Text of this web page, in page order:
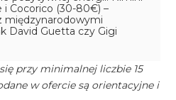
i Cocorico (30-80€) –
międzynarodowymi
David Guetta czy Gigi
przy minimalnej liczbie 15
w ofercie są orientacyjne i